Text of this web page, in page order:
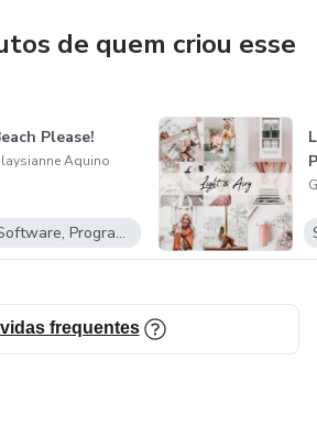
de quem criou esse
Please!
Aquino
Software, Programas para baixar
frequentes